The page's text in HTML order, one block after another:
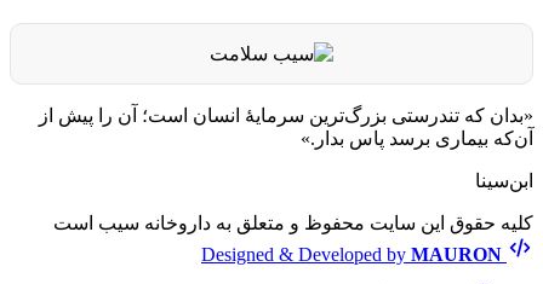
«بدان که تندرستی بزرگ‌ترین سرمایهٔ انسان است؛ آن را پیش از
آن‌که بیماری برسد پاس بدار.»
ابن‌سینا
کلیه حقوق این سایت محفوظ و متعلق به داروخانه سیب است
Designed & Developed by MAURON